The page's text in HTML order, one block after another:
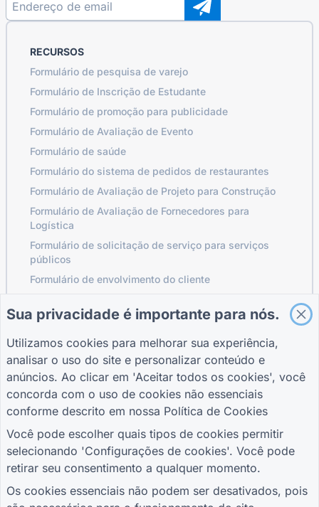
RECURSOS
Formulário de pesquisa de varejo
Formulário de Inscrição de Estudante
Formulário de promoção para publicidade
Formulário de Avaliação de Evento
Formulário de saúde
Formulário do sistema de pedidos de restaurantes
Formulário de Avaliação de Projeto para Construção
Formulário de Avaliação de Fornecedores para
Logística
Formulário de solicitação de serviço para serviços
públicos
Formulário de envolvimento do cliente
GUIAS
Central de Ajuda
Blogue
TIGER FORM Guia
EMPRESA
Sobre nós
Contate-nos
TERMOS
Termos
política de
Privacidade
Configurações de
cookies
Sua privacidade é importante para nós.
Utilizamos cookies para melhorar sua experiência,
analisar o uso do site e personalizar conteúdo e
anúncios. Ao clicar em 'Aceitar todos os cookies', você
concorda com o uso de cookies não essenciais
conforme descrito em nossa Política de Cookies
Você pode escolher quais tipos de cookies permitir
selecionando 'Configurações de cookies'. Você pode
retirar seu consentimento a qualquer momento.
Os cookies essenciais não podem ser desativados, pois